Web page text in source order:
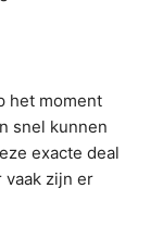
het moment
snel kunnen
exacte deal
zijn er